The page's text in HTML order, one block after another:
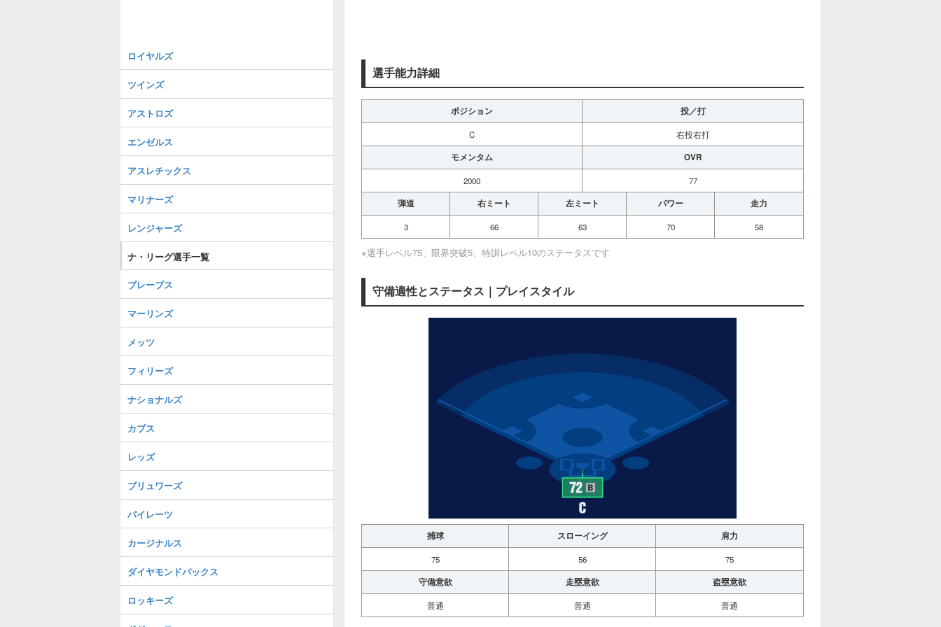
選手能力詳細
ポジション 投／打
C 右投右打
モメンタム OVR
2000 77
弾道 右ミート 左ミート パワー 走力
3 66 63 70 58
※選手レベル75、限界突破5、特訓レベル10のステータスです
守備適性とステータス｜プレイスタイル
捕球 スローイング 肩力
75 56 75
守備意欲 走塁意欲 盗塁意欲
普通 普通 普通
ロイヤルズ
ツインズ
アストロズ
エンゼルス
アスレチックス
マリナーズ
レンジャーズ
ナ・リーグ選手一覧
ブレーブス
マーリンズ
メッツ
フィリーズ
ナショナルズ
カブス
レッズ
ブリュワーズ
パイレーツ
カージナルス
ダイヤモンドバックス
ロッキーズ